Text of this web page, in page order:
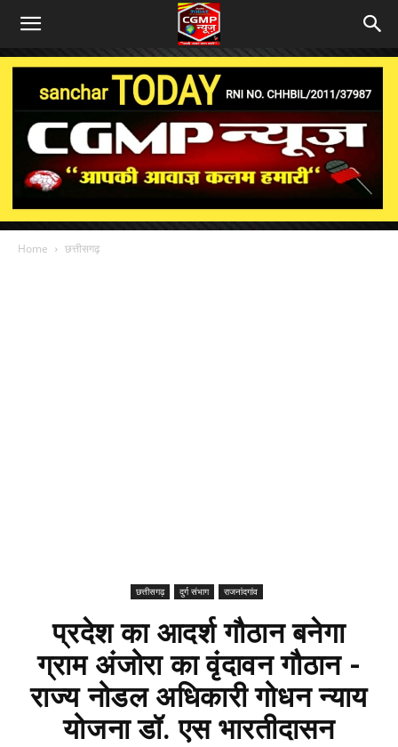
Home छत्तीसगढ़
छत्तीसगढ़ दुर्ग संभाग राजनांदगांव
प्रदेश का आदर्श गौठान बनेगा
ग्राम अंजोरा का वृंदावन गौठान -
राज्य नोडल अधिकारी गोधन न्याय
योजना डॉ. एस भारतीदासन